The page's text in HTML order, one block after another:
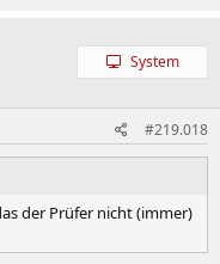
System
#219.018
der Prüfer nicht (immer)